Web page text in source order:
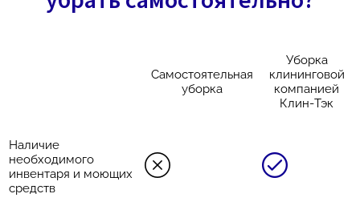
Самостоятельная
уборка
Уборка
клининговой
компанией
Клин-Тэк
Наличие
необходимого
инвентаря и моющих
средств